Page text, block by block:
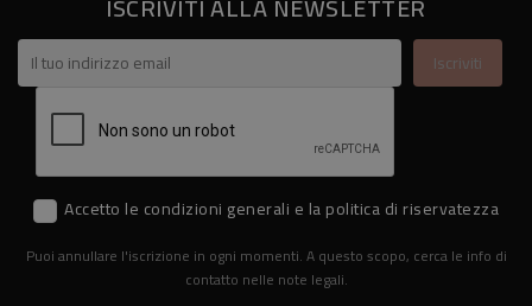
Accetto le condizioni generali e la politica di riservatezza
Puoi annullare l'iscrizione in ogni momenti. A questo scopo, cerca le info di
contatto nelle note legali.